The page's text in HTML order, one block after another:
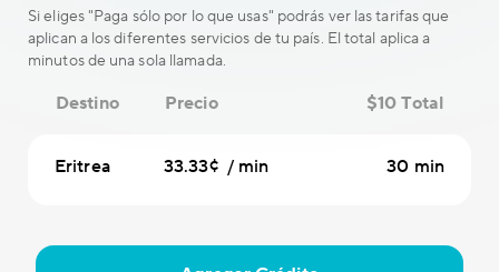
Si eliges "Paga sólo por lo que usas" podrás ver las tarifas que
aplican a los diferentes servicios de tu país. El total aplica a
minutos de una sola llamada.
Destino Precio $10 Total
Eritrea 33.33¢ / min 30 min